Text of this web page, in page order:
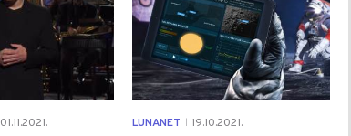
01.11.2021. LUNANET 19.10.2021.